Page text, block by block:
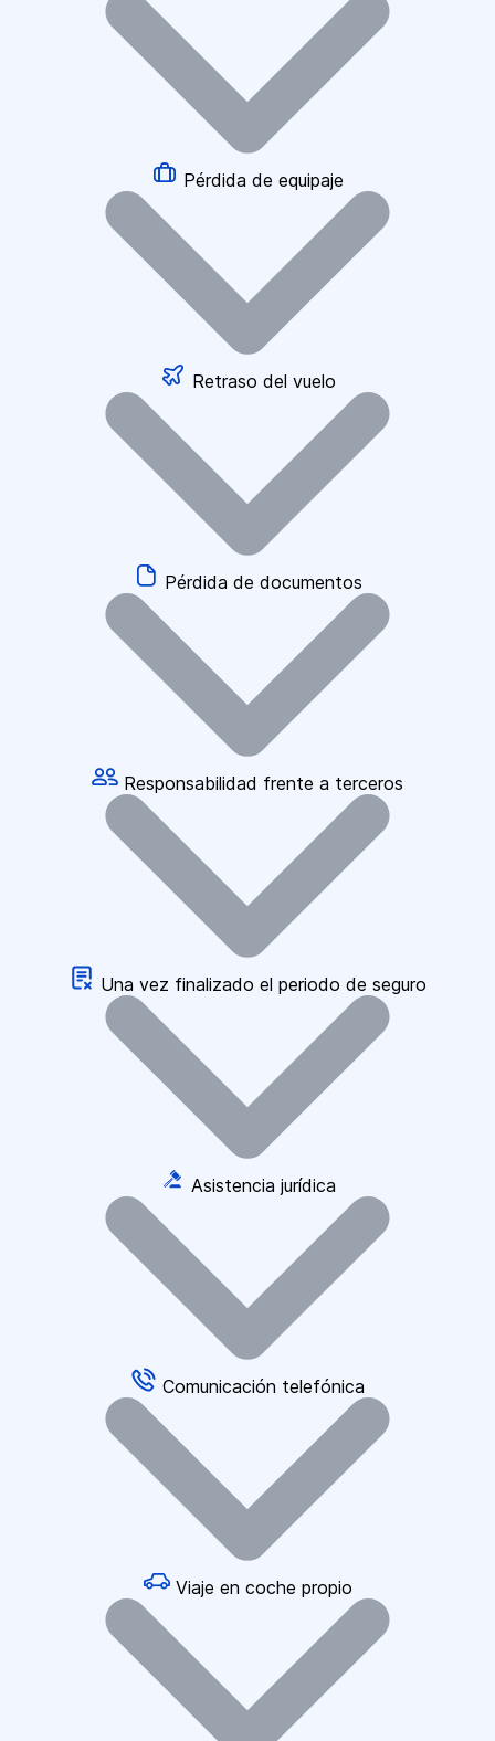
Pérdida de equipaje
Retraso del vuelo
Pérdida de documentos
Responsabilidad frente a terceros
Una vez finalizado el periodo de seguro
Asistencia jurídica
Comunicación telefónica
Viaje en coche propio